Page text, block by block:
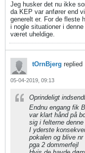
Jeg husker det nu ikke
da KEP var anfører end
generelt er. For de fleste
i nogle situationer i
været uheldige.
tOrnBjerg replied
05-04-2019, 09:13
Oprindeligt
Endnu engang fik
var klart hånd på
sig i felterne
I yderste
pokalen og blive
pga 2 dommerfejl